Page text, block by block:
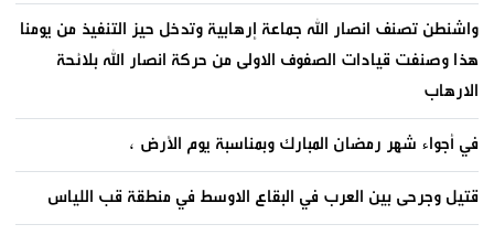
واشنطن تصنف انصار الله جماعة إرهابية وتدخل حيز التنفيذ من يومنا
هذا وصنفت قيادات الصفوف الاولى من حركة انصار الله بلائحة
الارهاب
في أجواء شهر رمضان المبارك وبمناسبة يوم الأرض ،
قتيل وجرحى بين العرب في البقاع الاوسط في منطقة قب اللياس